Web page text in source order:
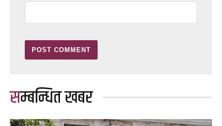
सम्बन्धित खबर